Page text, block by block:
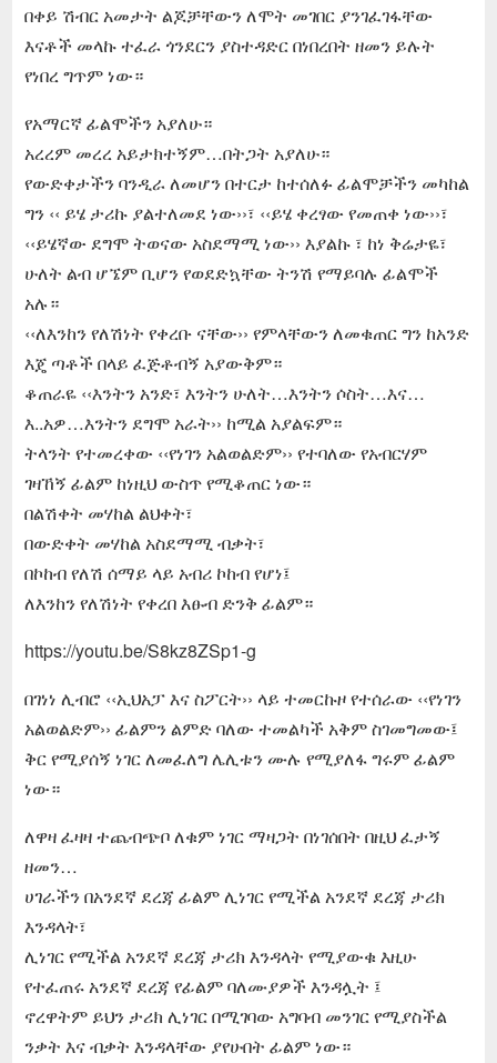
በቀይ ሽብር አመታት ልጆቻቸውን ለሞት መገበር ያንገፈገፋቸው
እናቶች መላኩ ተፈራ ጎንደርን ያስተዳድር በነበረበት ዘመን ይሉት
የነበረ ግጥም ነው።
የአማርኛ ፊልሞችን አያለሁ።
አረረም መረረ አይታክተኝም…በትጋት አያለሁ።
የውድቀታችን ባንዲራ ለመሆን በተርታ ከተሰለፉ ፊልሞቻችን መካከል
ግን ‹‹ ይሄ ታሪኩ ያልተለመደ ነው››፣ ‹‹ይሄ ቀረፃው የመጠቀ ነው››፣
‹‹ይሄኛው ደግሞ ትወናው አስደማሚ ነው›› እያልኩ ፣ ከነ ቅሬታዬ፣
ሁለት ልብ ሆኜም ቢሆን የወደድኳቸው ትንሽ የማይባሉ ፊልሞች
አሉ።
‹‹ለእንከን የለሽነት የቀረቡ ናቸው›› የምላቸውን ለመቁጠር ግን ከአንድ
እጄ ጣቶች በላይ ፈጅቶብኝ አያውቅም።
ቆጠራዬ ‹‹እንትን አንድ፣ እንትን ሁለት…እንትን ሶስት…እና…
እ..አዎ…እንትን ደግሞ አራት›› ከሚል አያልፍም።
ትላንት የተመረቀው ‹‹የነገን አልወልድም›› የተባለው የአብርሃም
ገዛኸኝ ፊልም ከነዚህ ውስጥ የሚቆጠር ነው።
በልሽቀት መሃከል ልህቀት፣
በውድቀት መሃከል አስደማሚ ብቃት፣
በኮከብ የለሽ ሰማይ ላይ አብሪ ኮከብ የሆነ፤
ለእንከን የለሽነት የቀረበ እፁብ ድንቅ ፊልም።
https://youtu.be/S8kz8ZSp1-g
በገነነ ሊብሮ ‹‹ኢህአፓ እና ስፖርት›› ላይ ተመርኩዞ የተሰራው ‹‹የነገን
አልወልድም›› ፊልምን ልምድ ባለው ተመልካች አቅም ስገመግመው፤
ቅር የሚያሰኝ ነገር ለመፈለግ ሌሊቱን ሙሉ የሚያለፋ ግሩም ፊልም
ነው።
ለዋዛ ፈዛዛ ተጨብጭቦ ለቁም ነገር ማዛጋት በነገሰበት በዚህ ፈታኝ
ዘመን…
ሀገራችን በአንደኛ ደረጃ ፊልም ሊነገር የሚችል አንደኛ ደረጃ ታሪክ
እንዳላት፣
ሊነገር የሚችል አንደኛ ደረጃ ታሪክ እንዳላት የሚያውቁ እዚሁ
የተፈጠሩ አንደኛ ደረጃ የፊልም ባለሙያዎች እንዳሏት ፤
ኖረዋትም ይህን ታሪክ ሊነገር በሚገባው አግባብ መንገር የሚያስችል
ንቃት እና ብቃት እንዳላቸው ያየሁበት ፊልም ነው።